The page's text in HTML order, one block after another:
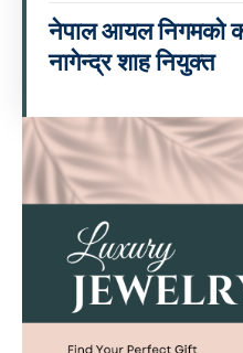
नेपाल आयल निगमको
नागेन्द्र शाह नियुक्त